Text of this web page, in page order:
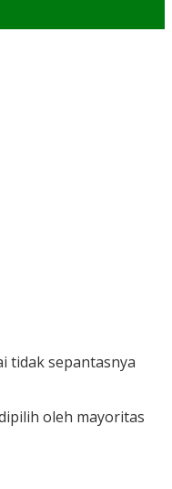
tidak sepantasnya
oleh mayoritas